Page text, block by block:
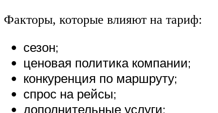
Факторы, которые влияют на тариф:
сезон;
ценовая политика компании;
конкуренция по маршруту;
спрос на рейсы;
дополнительные услуги: